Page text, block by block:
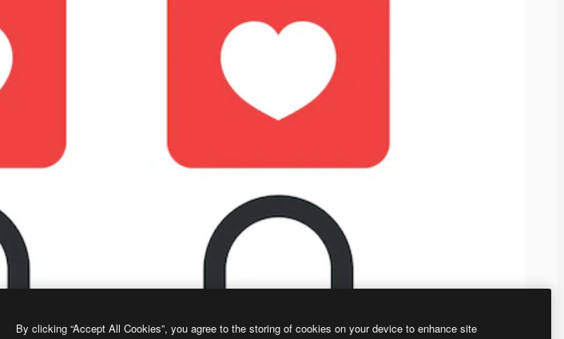
By clicking “Accept All Cookies”, you agree to the storing of cookies on your device to enhance site